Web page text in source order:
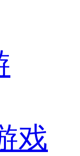
戏